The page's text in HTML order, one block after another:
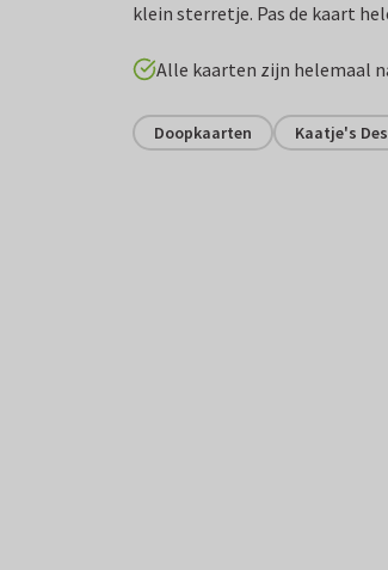
klein sterretje. Pas de kaart
Alle kaarten zijn helemaal
Doopkaarten Kaatje's